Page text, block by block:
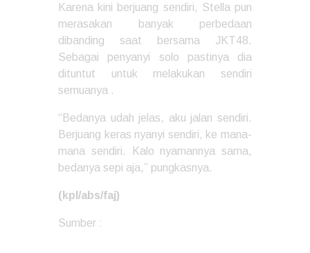
Karena kini berjuang sendiri, Stella pun
merasakan banyak perbedaan
dibanding saat bersama JKT48.
Sebagai penyanyi solo pastinya dia
dituntut untuk melakukan sendiri
semuanya .
“Bedanya udah jelas, aku jalan sendiri.
Berjuang keras nyanyi sendiri, ke mana-
mana sendiri. Kalo nyamannya sama,
bedanya sepi aja,” pungkasnya.
(kpl/abs/faj)
Sumber :